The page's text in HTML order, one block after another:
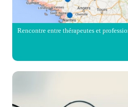
Rencontre entre thérapeutes et